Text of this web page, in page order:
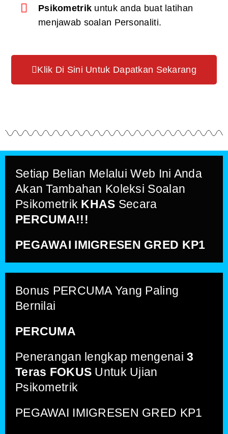
Psikometrik untuk anda buat latihan
menjawab soalan Personaliti.
Klik Di Sini Untuk Dapatkan Sekarang
Setiap Belian Melalui Web Ini Anda
Akan Tambahan Koleksi Soalan
Psikometrik KHAS Secara
PERCUMA!!!
PEGAWAI IMIGRESEN GRED KP1
Bonus PERCUMA Yang Paling
Bernilai
PERCUMA
Penerangan lengkap mengenai3
Teras FOKUS Untuk Ujian
Psikometrik
PEGAWAI IMIGRESEN GRED KP1